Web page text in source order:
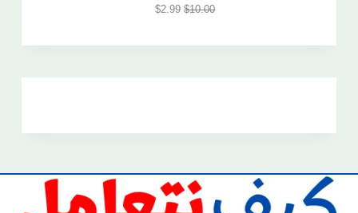
$10.00
$2.99